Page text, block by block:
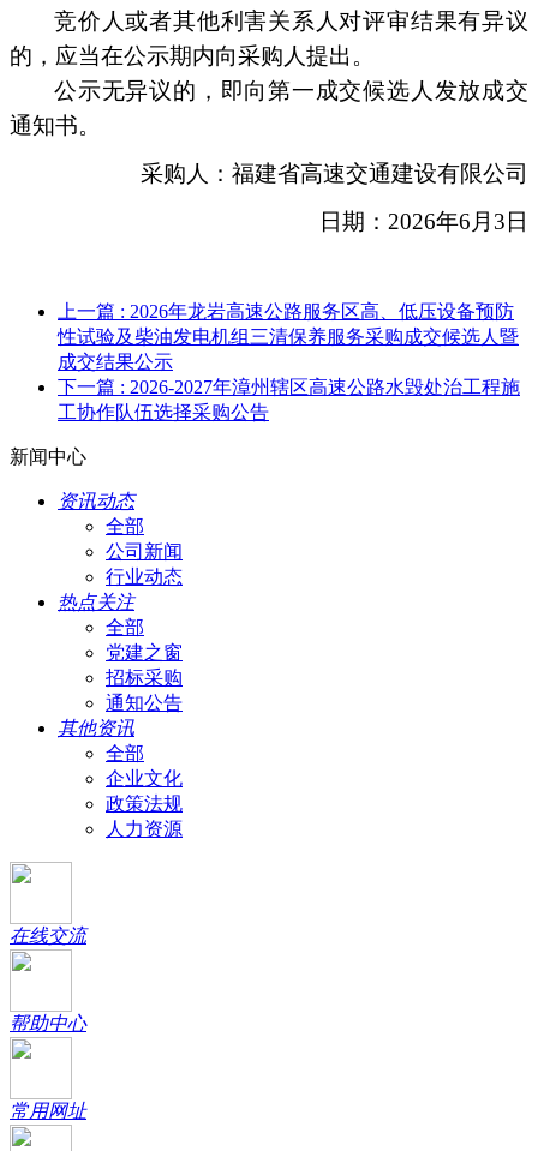
竞价人或者其他利害关系人对评审结果有异议
的，应当在公示期内向采购人提出。
公示无异议的，即向第一成交候选人发放成交
通知书。
采购人：福建省高速交通建设有限公司
日期： 2026年6 月 3日
上一篇 : 2026年龙岩高速公路服务区高、低压设备预防
性试验及柴油发电机组三清保养服务采购成交候选人暨
成交结果公示
下一篇 : 2026-2027年漳州辖区高速公路水毁处治工程施
工协作队伍选择采购公告
新闻中心
资讯动态
全部
公司新闻
行业动态
热点关注
全部
党建之窗
招标采购
通知公告
其他资讯
全部
企业文化
政策法规
人力资源
在线交流
帮助中心
常用网址